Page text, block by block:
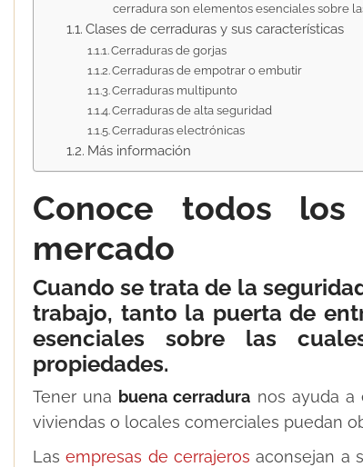
cerradura son elementos esenciales sobre
Clases de cerraduras y sus características
Cerraduras de gorjas
Cerraduras de empotrar o embutir
Cerraduras multipunto
Cerraduras de alta seguridad
Cerraduras electrónicas
Más información
Conoce todos
mercado
Cuando se trata de la
trabajo, tanto la puerta de
esenciales sobre las
propiedades.
Tener una buena cerradura nos ayuda a
viviendas o locales comerciales puedan
Lasempresas de cerrajeros aconsejan a